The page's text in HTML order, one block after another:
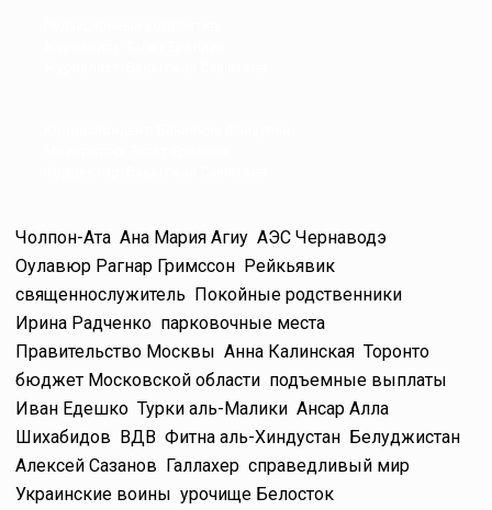
Чолпон-Ата Ана Мария Агиу АЭС Чернаводэ
Оулавюр Рагнар Гримссон Рейкьявик
священнослужитель Покойные родственники
Ирина Радченко парковочные места
Правительство Москвы Анна Калинская Торонто
бюджет Московской области подъемные выплаты
Иван Едешко Турки аль-Малики Ансар Алла
Шихабидов ВДВ Фитна аль-Хиндустан Белуджистан
Алексей Сазанов Галлахер справедливый мир
Украинские воины урочище Белосток